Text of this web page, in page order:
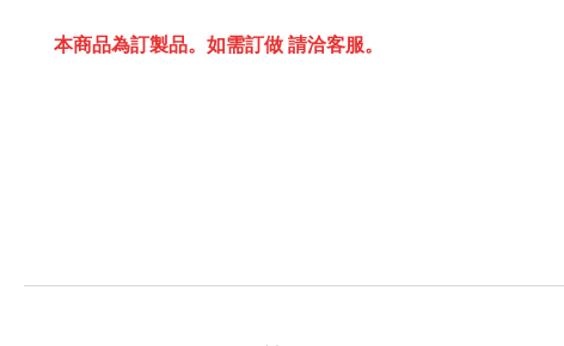
本商品為訂製品。 如需訂做 請洽客服。